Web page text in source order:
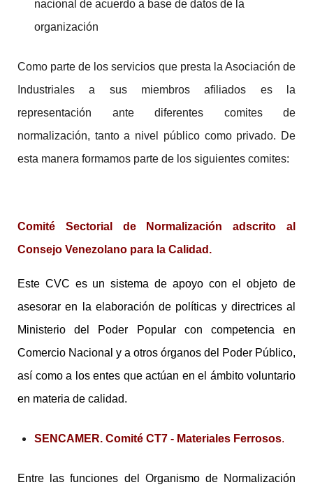
nacional de acuerdo a base de datos de la
organización
Como parte de los servicios que presta la Asociación de
Industriales a sus miembros afiliados es la
representación ante diferentes comites de
normalización, tanto a nivel público como privado. De
esta manera formamos parte de los siguientes comites:
Comité Sectorial de Normalización adscrito al
Consejo Venezolano para la Calidad.
Este CVC es un sistema de apoyo con el objeto de
asesorar en la elaboración de políticas y directrices al
Ministerio del Poder Popular con competencia en
Comercio Nacional y a otros órganos del Poder Público,
así como a los entes que actúan en el ámbito voluntario
en materia de calidad.
SENCAMER. Comité CT7 - Materiales Ferrosos.
Entre las funciones del Organismo de Normalización